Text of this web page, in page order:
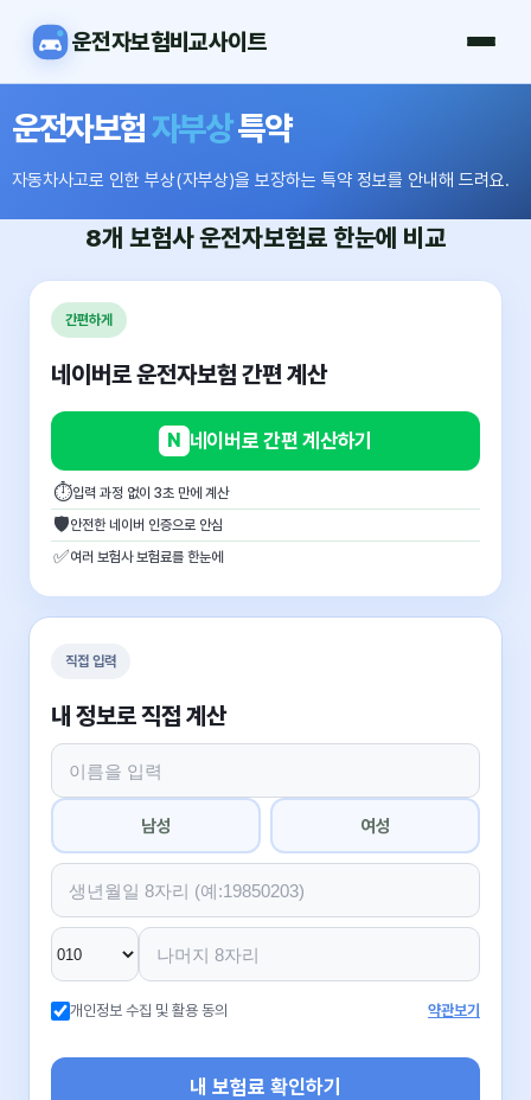
운전자보험비교사이트
운전자보험자부상특약
자동차사고로 인한 부상(자부상)을 보장하는 특약 정보를 안내해 드려요.
8개 보험사운전자보험료 한눈에 비교
간편하게
네이버로 운전자보험 간편 계산
N 네이버로 간편 계산하기
⏱입력 과정 없이 3초 만에 계산
🛡안전한 네이버 인증으로 안심
✅여러 보험사 보험료를 한눈에
직접 입력
내 정보로 직접 계산
남성 여성
개인정보 수집 및 활용 동의 약관보기
내 보험료 확인하기